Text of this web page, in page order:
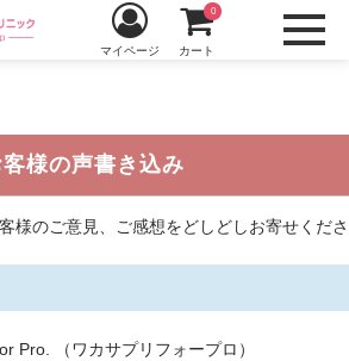
マイページ カート
0
客様の声書き込み
様のご意見、ご感想をどしどしお寄せくださ
Pro. （ワカサプリフォープロ）